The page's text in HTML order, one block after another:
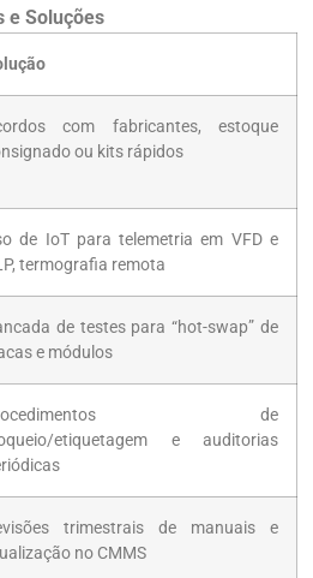
e Soluções
com fabricantes, estoque
ou kits rápidos
de IoT para telemetria em VFD e
termografia remota
de testes para “hot-swap” de
e módulos
de
etiquetagem e auditorias
trimestrais de manuais e
no CMMS